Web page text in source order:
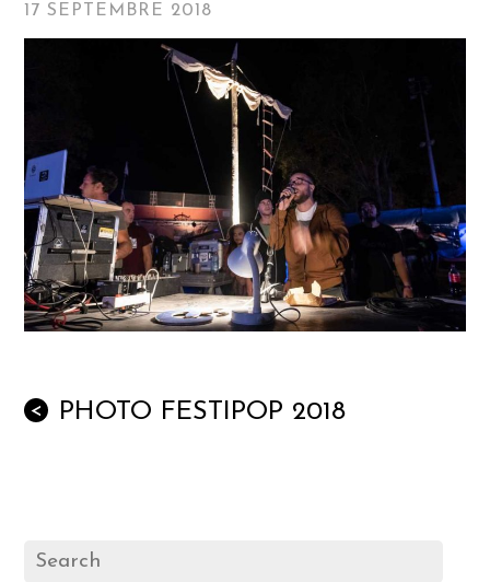
17 SEPTEMBRE 2018
< PHOTO FESTIPOP 2018